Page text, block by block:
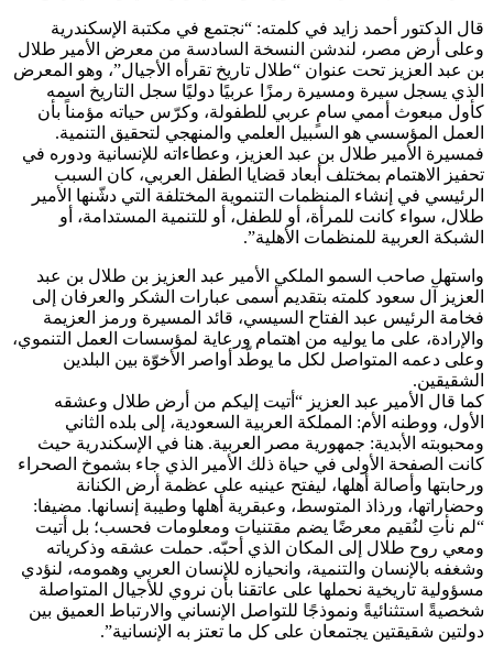
قال الدكتور أحمد زايد في كلمته: “نجتمع في مكتبة الإسكندرية
وعلى أرض مصر، لندشن النسخة السادسة من معرض الأمير طلال
بن عبد العزيز تحت عنوان “طلال تاريخ تقرأه الأجيال”، وهو المعرض
الذي يسجل سيرة ومسيرة رمزًا عربيًا دوليًا سجل التاريخ اسمه
كأول مبعوث أممي سامٍ عربي للطفولة، وكرّس حياته مؤمناً بأن
العمل المؤسسي هو السبيل العلمي والمنهجي لتحقيق التنمية.
فمسيرة الأمير طلال بن عبد العزيز، وعطاءاته للإنسانية ودوره في
تحفيز الاهتمام بمختلف أبعاد قضايا الطفل العربي، كان السبب
الرئيسي في إنشاء المنظمات التنموية المختلفة التي دشّنها الأمير
طلال، سواء كانت للمرأة، أو للطفل، أو للتنمية المستدامة، أو
الشبكة العربية للمنظمات الأهلية”.
واستهل صاحب السمو الملكي الأمير عبد العزيز بن طلال بن عبد
العزيز آل سعود كلمته بتقديم أسمى عبارات الشكر والعرفان إلى
فخامة الرئيس عبد الفتاح السيسي، قائد المسيرة ورمز العزيمة
والإرادة، على ما يوليه من اهتمام ورعاية لمؤسسات العمل التنموي،
وعلى دعمه المتواصل لكل ما يوطّد أواصر الأخوّة بين البلدين
الشقيقين.
كما قال الأمير عبد العزيز “أتيت إليكم من أرض طلال وعشقه
الأول، ووطنه الأم: المملكة العربية السعودية، إلى بلده الثاني
ومحبوبته الأبدية: جمهورية مصر العربية. هنا في الإسكندرية حيث
كانت الصفحة الأولى في حياة ذلك الأمير الذي جاء بشموخ الصحراء
ورحابتها وأصالة أهلها، ليفتح عينيه على عظمة أرض الكنانة
وحضاراتها، ورذاذ المتوسط، وعبقرية أهلها وطيبة إنسانها. مضيفا:
“لم نأتِ لنُقيم معرضًا يضم مقتنيات ومعلومات فحسب؛ بل أتيت
ومعي روح طلال إلى المكان الذي أحبّه. حملت عشقه وذكرياته
وشغفه بالإنسان والتنمية، وانحيازه للإنسان العربي وهمومه، لنؤدي
مسؤولية تاريخية نحملها على عاتقنا بأن نروي للأجيال المتواصلة
شخصيةً استثنائيةً ونموذجًا للتواصل الإنساني والارتباط العميق بين
دولتين شقيقتين يجتمعان على كل ما تعتز به الإنسانية”.